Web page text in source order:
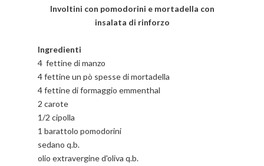
Involtini con pomodorini e mortadella con
insalata di rinforzo
Ingredienti
4 fettine di manzo
4 fettine un pò spesse di mortadella
4 fettine di formaggio emmenthal
2 carote
1/2 cipolla
1 barattolo pomodorini
sedano q.b.
olio extravergine d'oliva q.b.